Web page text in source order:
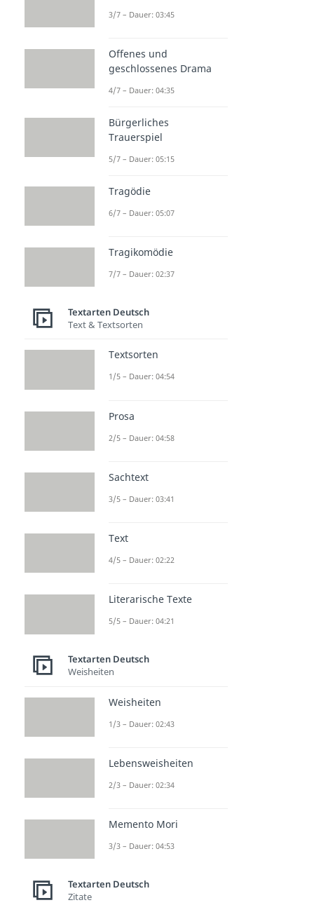
3/7 – Dauer: 03:45
Offenes und
geschlossenes Drama
4/7 – Dauer: 04:35
Bürgerliches
Trauerspiel
5/7 – Dauer: 05:15
Tragödie
6/7 – Dauer: 05:07
Tragikomödie
7/7 – Dauer: 02:37
Textarten Deutsch
Text & Textsorten
Textsorten
1/5 – Dauer: 04:54
Prosa
2/5 – Dauer: 04:58
Sachtext
3/5 – Dauer: 03:41
Text
4/5 – Dauer: 02:22
Literarische Texte
5/5 – Dauer: 04:21
Textarten Deutsch
Weisheiten
Weisheiten
1/3 – Dauer: 02:43
Lebensweisheiten
2/3 – Dauer: 02:34
Memento Mori
3/3 – Dauer: 04:53
Textarten Deutsch
Zitate